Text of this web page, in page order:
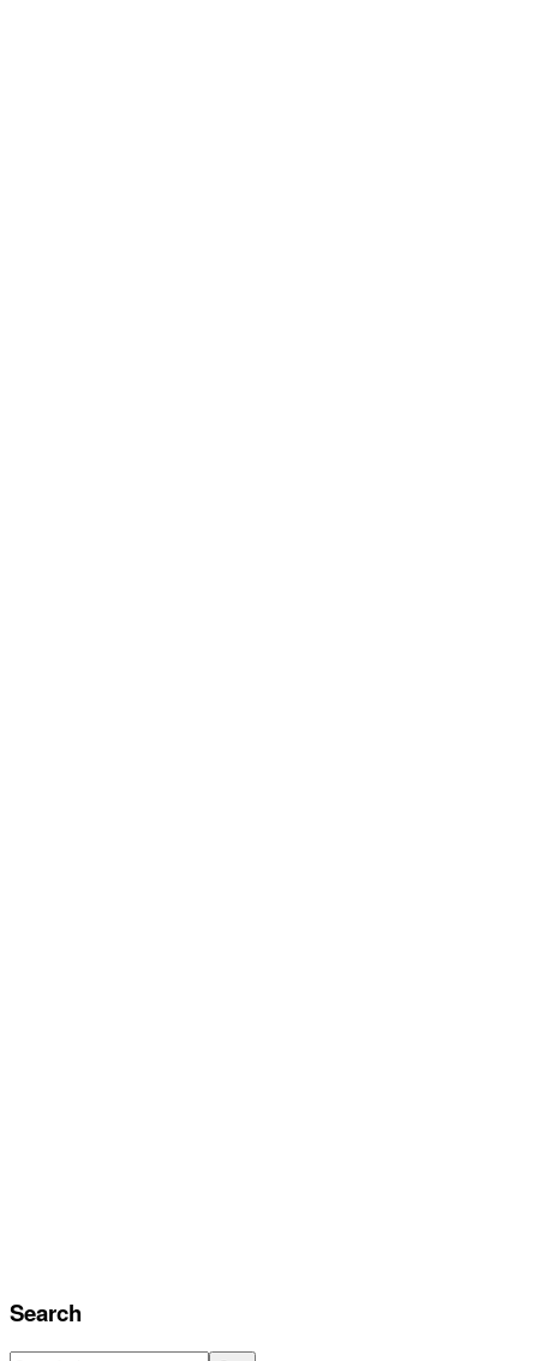
Search